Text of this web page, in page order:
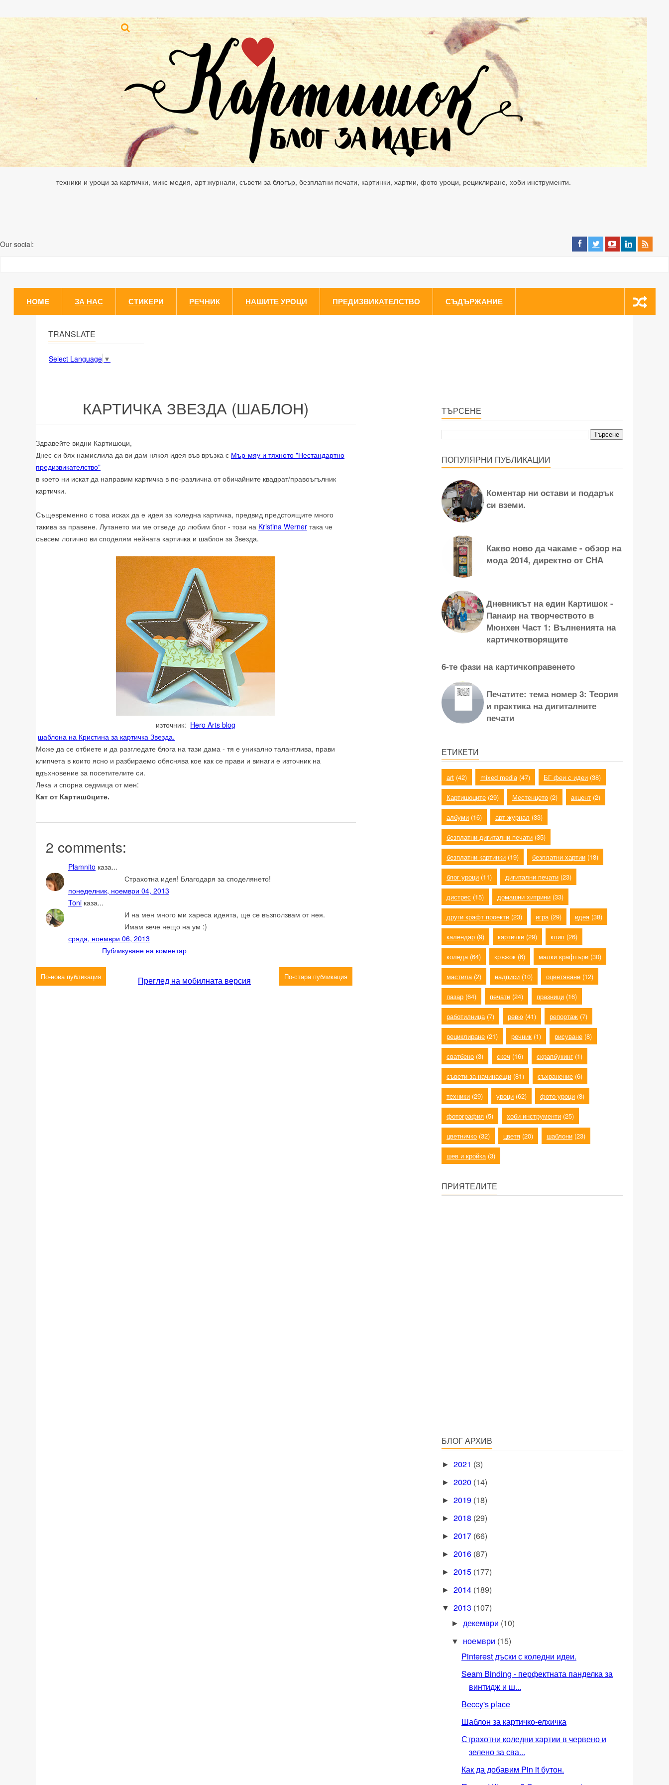
техники и уроци за картички, микс медия, арт журнали, съвети за блогър, безплатни печати, картинки, хартии, фото уроци, рециклиране, хоби инструменти.
Our social:
HOME ЗА НАС СТИКЕРИ РЕЧНИК НАШИТЕ УРОЦИ ПРЕДИЗВИКАТЕЛСТВО СЪДЪРЖАНИЕ
TRANSLATE
Select Language ▼
КАРТИЧКА ЗВЕЗДА (ШАБЛОН)
Здравейте видни Картишоци,
Днес си бях намислила да ви дам някоя идея във връзка с Мър-мяу и тяхното "Нестандартно
предизвикателство"
в което ни искат да направим картичка в по-различна от обичайните квадрат/правоъгълник
картички.
Същевременно с това исках да е идея за коледна картичка, предвид предстоящите много
такива за правене. Лутането ми ме отведе до любим блог - този на Kristina Werner така че
съвсем логично ви споделям нейната картичка и шаблон за Звезда.
източник: Hero Arts blog
шаблона на Кристина за картичка Звезда.
Може да се отбиете и да разгледате блога на тази дама - тя е уникално талантлива, прави
клипчета в които ясно и разбираемо обяснява кое как се прави и винаги е източник на
вдъхновение за посетителите си.
Лека и спорна седмица от мен:
Кат от Картишoците.
2 comments:
Plamnito каза...
Страхотна идея! Благодаря за споделянето!
понеделник, ноември 04, 2013
Toni каза...
И на мен много ми хареса идеята, ще се възползвам от нея.
Имам вече нещо на ум :)
сряда, ноември 06, 2013
Публикуване на коментар
По-нова публикация По-стара публикация
Преглед на мобилната версия
ТЪРСЕНЕ
ПОПУЛЯРНИ ПУБЛИКАЦИИ
Коментар ни остави и подарък
си вземи.
Какво ново да чакаме - обзор на
мода 2014, директно от CHA
Дневникът на един Картишок -
Панаир на творчеството в
Мюнхен Част 1: Вълненията на
картичкотворящите
6-те фази на картичкоправенето
Печатите: тема номер 3: Теория
и практика на дигиталните
печати
ЕТИКЕТИ
art (42) mixed media (47) БГ феи с идеи (38)
Картишоците (29) Местенцето (2) акцент (2)
албуми (16) арт журнал (33)
безплатни дигитални печати (35)
безплатни картинки (19) безплатни хартии (18)
блог уроци (11) дигитални печати (23)
дистрес (15) домашни хитрини (33)
други крафт проекти (23) игра (29) идея (38)
календар (9) картички (29) клип (26)
коледа (64) кръжок (6) малки крафтъри (30)
мастила (2) надписи (10) оцветяване (12)
пазар (64) печати (24) празници (16)
работилница (7) ревю (41) репортаж (7)
рециклиране (21) речник (1) рисуване (8)
сватбено (3) скеч (16) скрапбукинг (1)
съвети за начинаещи (81) съхранение (6)
техники (29) уроци (62) фото-уроци (8)
фотография (5) хоби инструменти (25)
цветничко (32) цветя (20) шаблони (23)
шев и кройка (3)
ПРИЯТЕЛИТЕ
БЛОГ АРХИВ
► 2021 (3)
► 2020 (14)
► 2019 (18)
► 2018 (29)
► 2017 (66)
► 2016 (87)
► 2015 (177)
► 2014 (189)
▼ 2013 (107)
► декември (10)
▼ ноември (15)
Pinterest дъски с коледни идеи.
Seam Binding - перфектната панделка за
винтидж и ш...
Beccy's place
Шаблон за картичко-елхичка
Страхотни коледни хартии в червено и
зелено за сва...
Как да добавим Pin it бутон.